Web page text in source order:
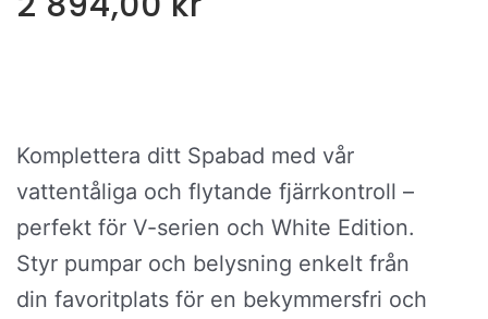
Komplettera ditt Spabad med vår
vattentåliga och flytande fjärrkontroll –
perfekt för V-serien och White Edition.
Styr pumpar och belysning enkelt från
din favoritplats för en bekymmersfri och